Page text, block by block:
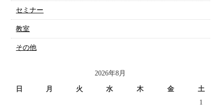
セミナー
教室
その他
2026年8月
日 月 火 水 木 金 土
1